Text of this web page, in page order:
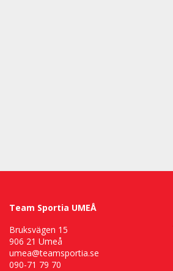
Team Sportia UMEÅ
Bruksvägen 15
906 21 Umeå
umea@teamsportia.se
090-71 79 70